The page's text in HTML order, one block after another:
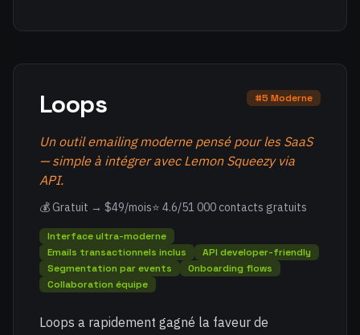
Loops #5 Moderne
Un outil emailing moderne pensé pour les SaaS
— simple à intégrer avec Lemon Squeezy via
API.
💰 Gratuit → $49/mois⭐ 4.6/51 000 contacts gratuits
Interface ultra-moderne
Emails transactionnels inclus
API developer-friendly
Segmentation par events
Onboarding flows
Collaboration équipe
Loops a rapidement gagné la faveur de